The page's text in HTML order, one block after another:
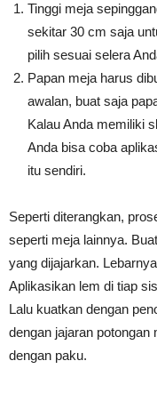
Tinggi meja
sekitar 30 cm saja
pilih sesuai selera
Papan meja harus
awalan, buat saja
Kalau Anda memiliki
Anda bisa coba
itu sendiri.
Seperti diterangkan,
seperti meja lainnya.
yang dijajarkan.
Aplikasikan lem di tiap
Lalu kuatkan dengan
dengan jajaran
dengan paku.